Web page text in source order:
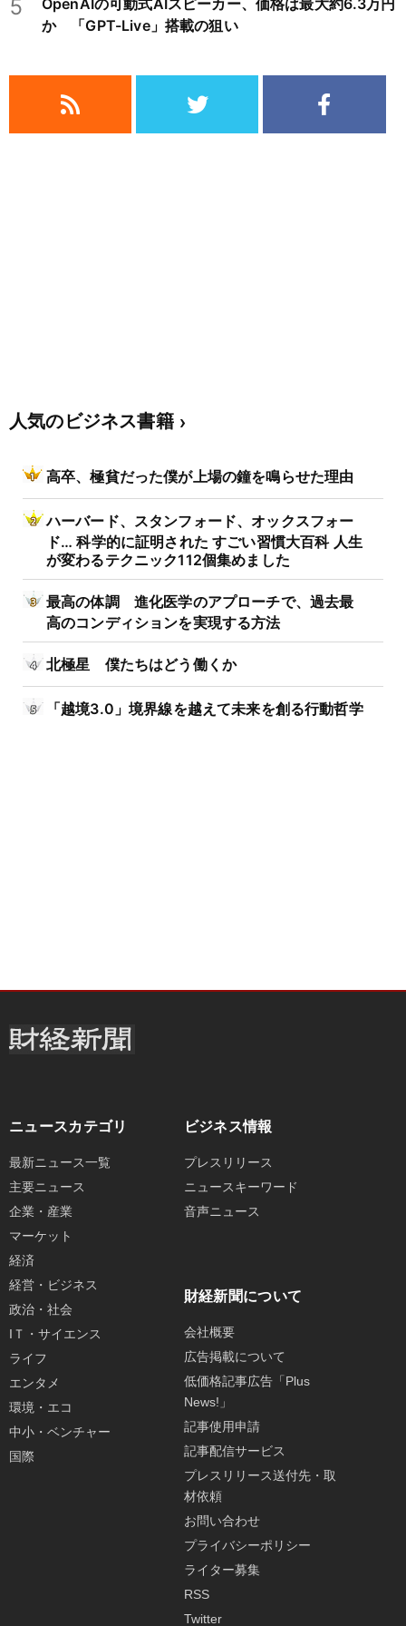
5
OpenAIの可動式AIスピーカー、価格は最大約6.3万円
か 「GPT-Live」搭載の狙い
人気のビジネス書籍
高卒、極貧だった僕が上場の鐘を鳴らせた理由
ハーバード、スタンフォード、オックスフォー
ド… 科学的に証明された すごい習慣大百科 人生
が変わるテクニック112個集めました
最高の体調 進化医学のアプローチで、過去最
高のコンディションを実現する方法
北極星 僕たちはどう働くか
「越境3.0」境界線を越えて未来を創る行動哲学
ニュースカテゴリ
最新ニュース一覧
主要ニュース
企業・産業
マーケット
経済
経営・ビジネス
政治・社会
IＴ・サイエンス
ライフ
エンタメ
環境・エコ
中小・ベンチャー
国際
ビジネス情報
プレスリリース
ニュースキーワード
音声ニュース
財経新聞について
会社概要
広告掲載について
低価格記事広告「Plus
News!」
記事使用申請
記事配信サービス
プレスリリース送付先・取
材依頼
お問い合わせ
プライバシーポリシー
ライター募集
RSS
Twitter